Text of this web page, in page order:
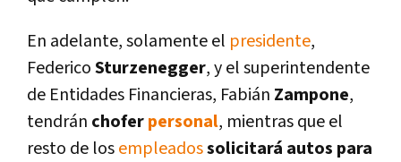
En adelante, solamente el presidente,
FedericoSturzenegger, y el superintendente
de Entidades Financieras, Fabián Zampone,
tendrán choferpersonal, mientras que el
resto de losempleadossolicitará autos para